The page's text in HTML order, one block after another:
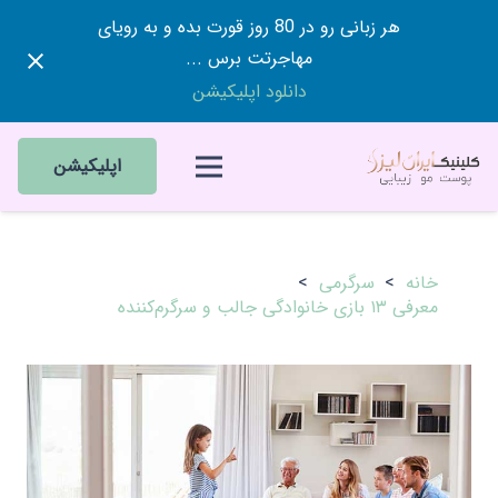
هر زبانی رو در 80 روز قورت بده و به رویای
مهاجرتت برس ...
دانلود اپلیکیشن
اپلیکیشن
خانه > سرگرمی >
معرفی ۱۳ بازی خانوادگی جالب و سرگرم‌کننده